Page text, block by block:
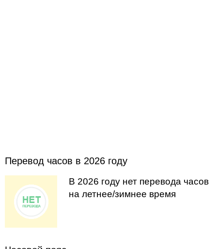
Перевод часов в 2026 году
В 2026 году нет перевода часов
на летнее/зимнее время